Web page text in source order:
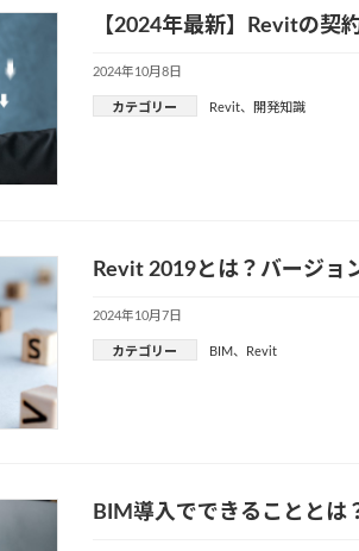
【2024年最新】Revitの契
2024年10月8日
カテゴリー Revit、 開発知識
Revit 2019とは？バージョ
2024年10月7日
カテゴリー BIM、 Revit
BIM導入でできることとは